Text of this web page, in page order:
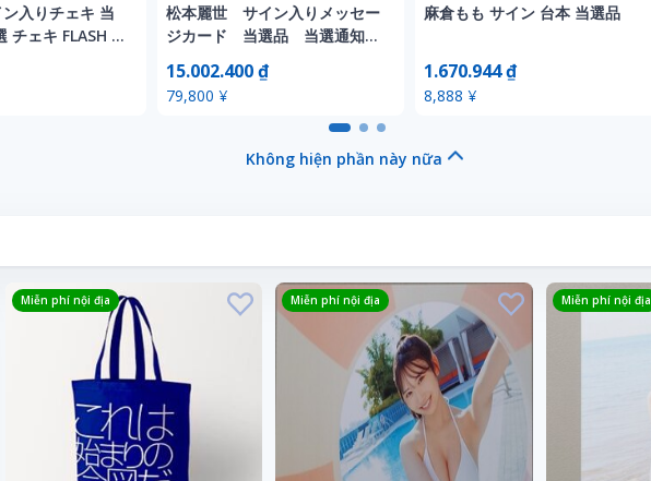
入りチェキ 当
チェキ FLASH 限
ビア グラドル
松本麗世 サイン入りメッセー
ジカード 当選品 当選通知付
15.002.400 ₫
79,800 ¥
麻倉もも サイン 台本 当選品
1.670.944 ₫
8,888 ¥
Không hiện phần này nữa
Miễn phí nội địa Miễn phí nội địa Miễn phí nội địa